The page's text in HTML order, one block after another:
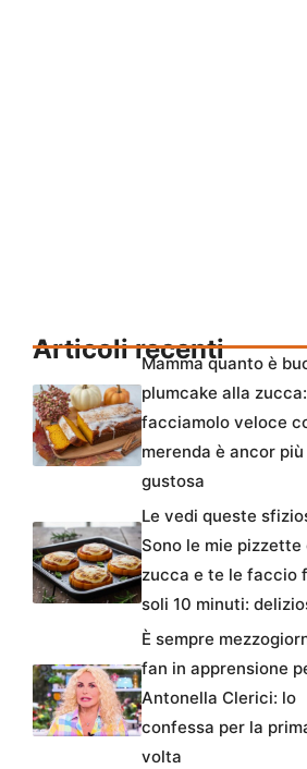
Articoli recenti
Mamma quanto è
plumcake alla zucca:
facciamolo veloce
merenda è ancor più
gustosa
Le vedi queste
Sono le mie pizzette
zucca e te le faccio
soli 10 minuti:
È sempre
fan in apprensione
Antonella Clerici: lo
confessa per la
volta